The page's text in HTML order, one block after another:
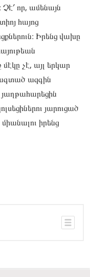
որ, ամենայն
հայոց
Իրենց վախը
չէ, այլ երկար
ազգին
յաղթահարեցին
յարուցած
իրենց